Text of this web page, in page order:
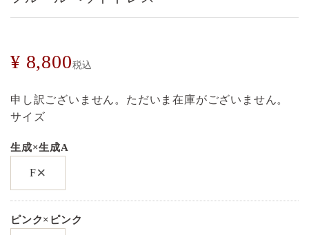
¥ 8,800税込
申し訳ございません。ただいま在庫がございません。
サイズ
生成×生成A
F×
ピンク×ピンク